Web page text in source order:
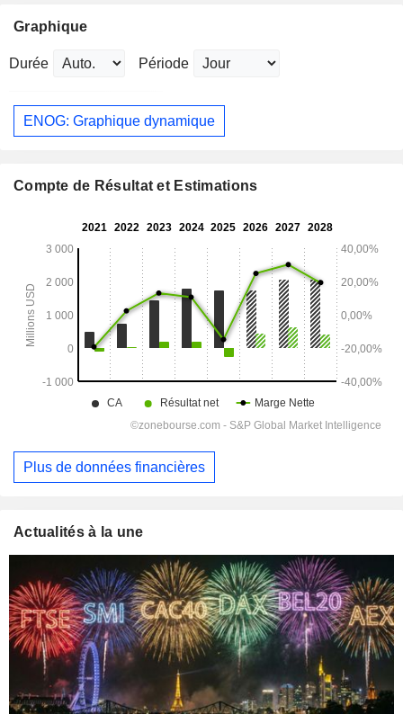
Graphique
Durée Période
ENOG: Graphique dynamique
Compte de Résultat et Estimations
Plus de données financières
Actualités à la une